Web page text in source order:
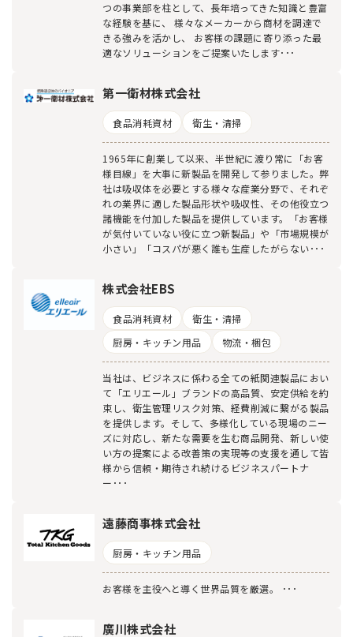
つの事業部を柱として、長年培ってきた知識と豊富
な経験を基に、 様々なメーカーから商材を調達で
きる強みを活かし、 お客様の課題に寄り添った最
適なソリューションをご提案いたします･･･
第一衛材株式会社
食品消耗資材 衛生・清掃
1965年に創業して以来、半世紀に渡り常に「お客
様目線」を大事に新製品を開発して参りました。弊
社は吸収体を必要とする様々な産業分野で、それぞ
れの業界に適した製品形状や吸収性、その他役立つ
諸機能を付加した製品を提供しています。「お客様
が気付いていない役に立つ新製品」や「市場規模が
小さい」「コスパが悪く誰も生産したがらない･･･
株式会社EBS
食品消耗資材
衛生・清掃
厨房・キッチン用品
物流・梱包
当社は、ビジネスに係わる全ての紙関連製品におい
て「エリエール」ブランドの高品質、安定供給を約
束し、衛生管理リスク対策、経費削減に繋がる製品
を提供します。そして、多様化している現場のニー
ズに対応し、新たな需要を生む商品開発、新しい使
い方の提案による改善策の実現等の支援を通して皆
様から信頼・期待され続けるビジネスパートナ
ー･･･
遠藤商事株式会社
厨房・キッチン用品
お客様を主役へと導く世界品質を厳選。 ･･･
廣川株式会社